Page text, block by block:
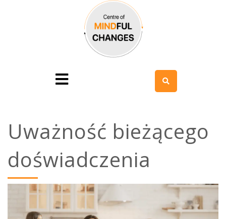
Uważność bieżącego
doświadczenia